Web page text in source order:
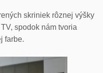
skriniek rôznej výšky
spodok nám tvoria
farbe.